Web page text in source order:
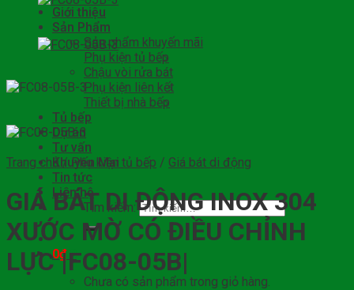
Giới thiệu
Sản Phẩm
Sản phẩm khuyến mãi
Phụ kiện tủ bếp
Chậu vòi rửa bát
Phụ kiện liên kết
Thiết bị nhà bếp
Tủ bếp
Dự án
Tư vấn
Khuyến Mại
Tin tức
Liên hệ
Tìm kiếm:
0₫ 0
Chưa có sản phẩm trong giỏ hàng.
Trang chủ / Phụ kiện tủ bếp / Giá bát di động
GIÁ BÁT DI ĐỘNG INOX 304
XƯỚC MỜ CÓ ĐIỀU CHỈNH
LỰC |FC08-05B|